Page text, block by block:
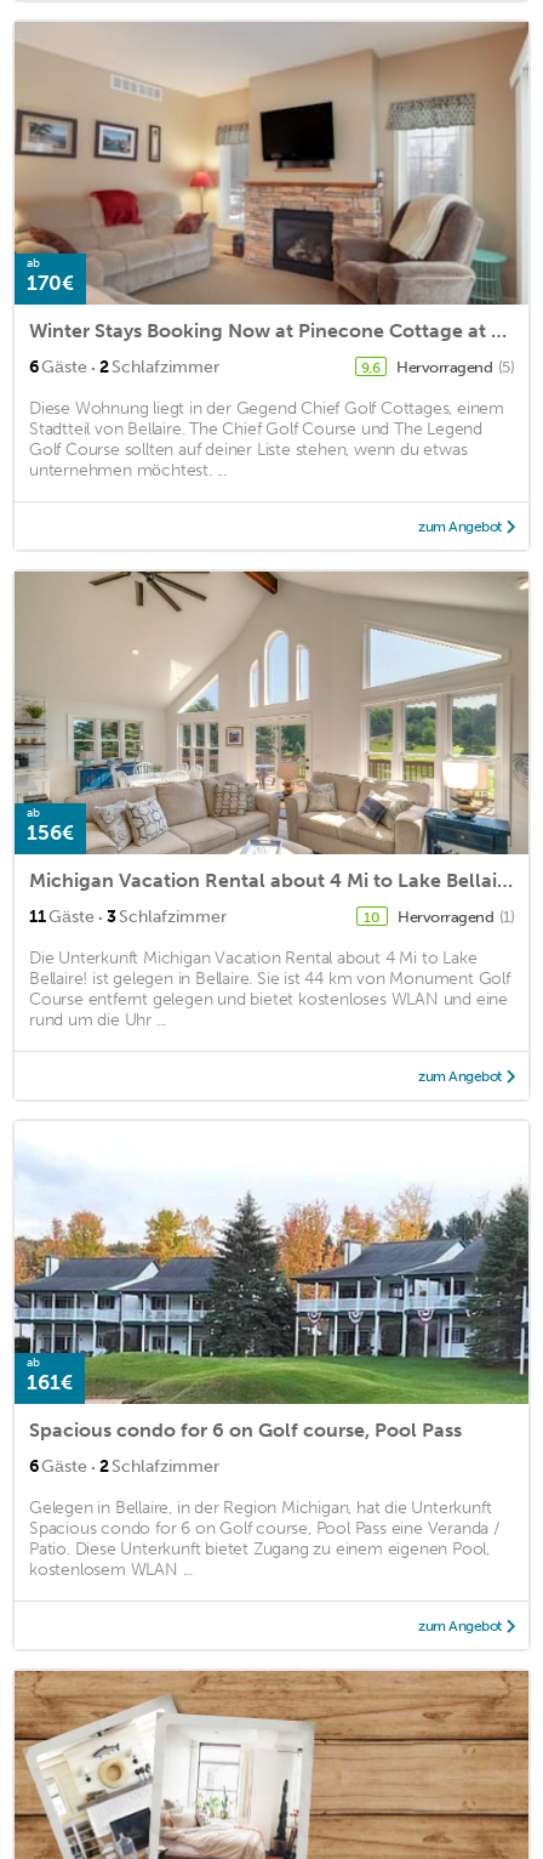
ab
170€
Winter Stays Booking Now at Pinecone Cottage at Shanty Creek!
6Gäste · 2Schlafzimmer 9,6 Hervorragend (5)
Diese Wohnung liegt in der Gegend Chief Golf Cottages, einem
Stadtteil von Bellaire. The Chief Golf Course und The Legend
Golf Course sollten auf deiner Liste stehen, wenn du etwas
unternehmen möchtest. ...
zum Angebot
ab
156€
Michigan Vacation Rental about 4 Mi to Lake Bellaire!
11Gäste · 3Schlafzimmer 10 Hervorragend (1)
Die Unterkunft Michigan Vacation Rental about 4 Mi to Lake
Bellaire! ist gelegen in Bellaire. Sie ist 44 km von Monument Golf
Course entfernt gelegen und bietet kostenloses WLAN und eine
rund um die Uhr ...
zum Angebot
ab
161€
Spacious condo for 6 on Golf course, Pool Pass
6Gäste · 2Schlafzimmer
Gelegen in Bellaire, in der Region Michigan, hat die Unterkunft
Spacious condo for 6 on Golf course, Pool Pass eine Veranda /
Patio. Diese Unterkunft bietet Zugang zu einem eigenen Pool,
kostenlosem WLAN ...
zum Angebot